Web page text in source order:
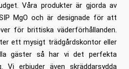
Våra produkter är gjorda av
MgO och är designade för att
för brittiska väderförhållanden.
ett mysigt trädgårdskontor eller
gäster så har vi det perfekta
Vi erbjuder även skräddarsydda